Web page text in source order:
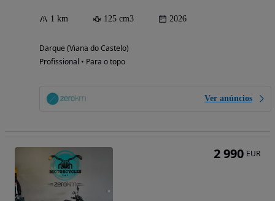
1 km 125 cm3 2026
Darque (Viana do Castelo)
Profissional • Para o topo
Ver anúncios
2 990 EUR